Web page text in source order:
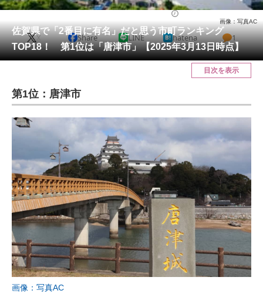
動物 リサーチ
会員記事
メディア
ITの今と未来を見通す
スマホと通信の最新トレンド
進化するPCとデバイスの未来
好きが集まる 比べて選べる
ビジネスと働き方のヒント
AI活用のいまが分かる
企業ITのトレンドを詳説
佐賀県で「2番目に有名」だと思う市町ランキング
TOP18！ 第1位は「唐津市」【2025年3月13日時点】
画像：写真AC
X Share LINE hatena 1
目次を表示
第1位：唐津市
画像：写真AC